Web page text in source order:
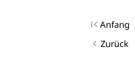
Anfang
Zurück